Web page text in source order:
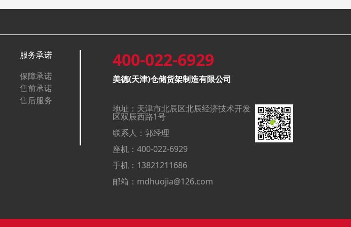
服务承诺
保障承诺
售前承诺
售后服务
400-022-6929
美德(天津)仓储货架制造有限公司
地址：天津市北辰区北辰经济技术开发
区双辰西路1号
联系人：郭经理
座机：400-022-6929
手机：13821211686
邮箱：mdhuojia@126.com